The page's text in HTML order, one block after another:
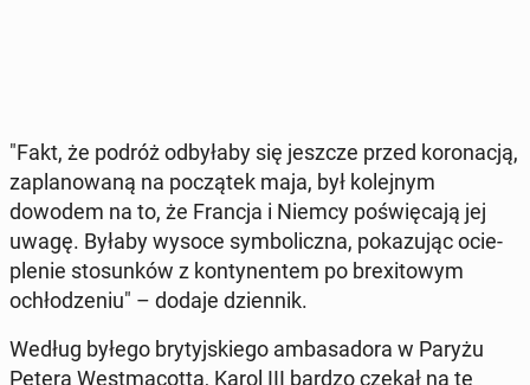
"Fakt, że podróż od­by­ła­by się jeszcze przed ko­ro­na­cją,
za­pla­no­wa­ną na po­czą­tek maja, był ko­lej­nym
dowodem na to, że Francja i Niemcy po­świę­ca­ją jej
uwagę. Byłaby wysoce sym­bo­licz­na, po­ka­zu­jąc ocie­
ple­nie sto­sun­ków z kon­ty­nen­tem po bre­xi­to­wym
ochło­dze­niu" – dodaje dzien­nik.
Według byłego bry­tyj­skie­go am­ba­sa­do­ra w Paryżu
Petera West­ma­cot­ta, Karol III bardzo czekał na tę